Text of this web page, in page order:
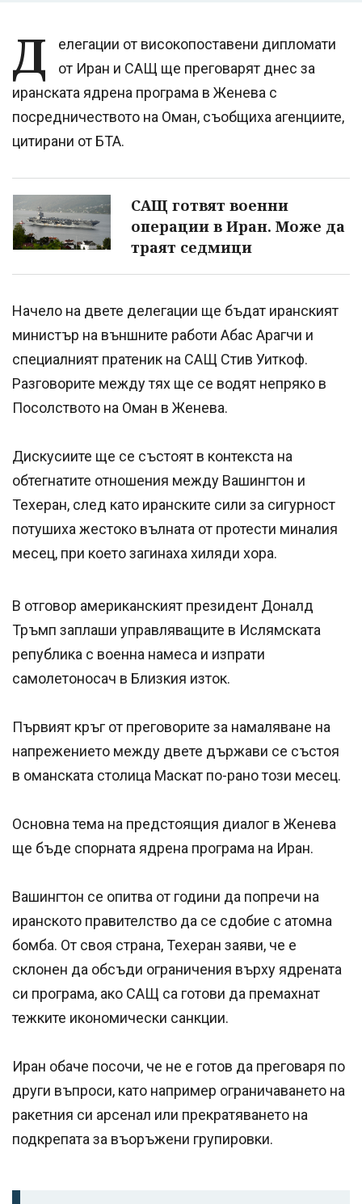
Д
елегации от високопоставени дипломати
от Иран и САЩ ще преговарят днес за
иранската ядрена програма в Женева с
посредничеството на Оман, съобщиха агенциите,
цитирани от БТА.
САЩ готвят военни
операции в Иран. Може да
траят седмици
Начело на двете делегации ще бъдат иранският
министър на външните работи Абас Арагчи и
специалният пратеник на САЩ Стив Уиткоф.
Разговорите между тях ще се водят непряко в
Посолството на Оман в Женева.
Дискусиите ще се състоят в контекста на
обтегнатите отношения между Вашингтон и
Техеран, след като иранските сили за сигурност
потушиха жестоко вълната от протести миналия
месец, при което загинаха хиляди хора.
В отговор американският президент Доналд
Тръмп заплаши управляващите в Ислямската
република с военна намеса и изпрати
самолетоносач в Близкия изток.
Първият кръг от преговорите за намаляване на
напрежението между двете държави се състоя
в оманската столица Маскат по-рано този месец.
Основна тема на предстоящия диалог в Женева
ще бъде спорната ядрена програма на Иран.
Вашингтон се опитва от години да попречи на
иранското правителство да се сдобие с атомна
бомба. От своя страна, Техеран заяви, че е
склонен да обсъди ограничения върху ядрената
си програма, ако САЩ са готови да премахнат
тежките икономически санкции.
Иран обаче посочи, че не е готов да преговаря по
други въпроси, като например ограничаването на
ракетния си арсенал или прекратяването на
подкрепата за въоръжени групировки.